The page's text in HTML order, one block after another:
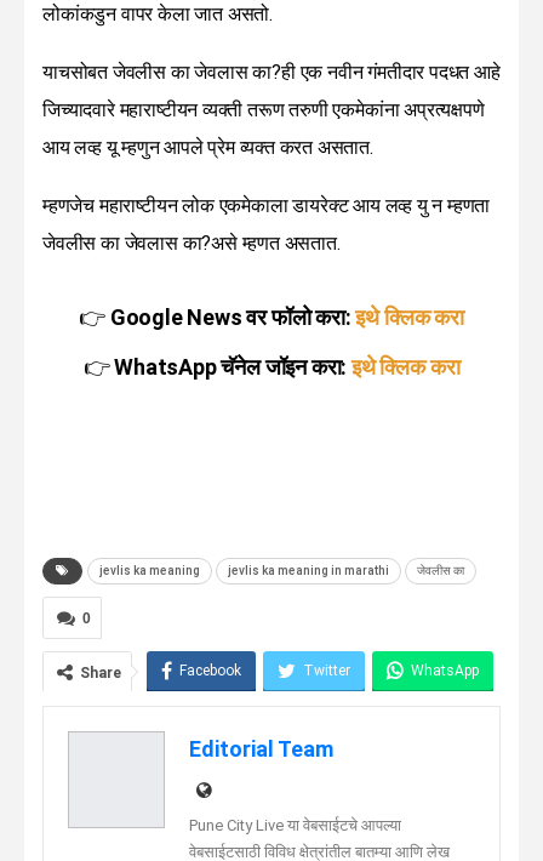
लोकांकडुन वापर केला जात असतो.
याचसोबत जेवलीस का जेवलास का?ही एक नवीन गंमतीदार पदधत आहे
जिच्यादवारे महाराष्टीयन व्यक्ती तरूण तरुणी एकमेकांना अप्रत्यक्षपणे
आय लव्ह यू म्हणुन आपले प्रेम व्यक्त करत असतात.
म्हणजेच महाराष्टीयन लोक एकमेकाला डायरेक्ट आय लव्ह यु न म्हणता
जेवलीस का जेवलास का?असे म्हणत असतात.
👉 Google News वर फॉलो करा: इथे क्लिक करा
👉WhatsApp चॅनेल जॉइन करा: इथे क्लिक करा
jevlis ka meaning jevlis ka meaning in marathi जेवलीस का
0
Share Facebook Twitter WhatsApp
Editorial Team
Pune City Live या वेबसाईटचे आपल्या
वेबसाईटसाठी विविध क्षेत्रांतील बातम्या आणि लेख